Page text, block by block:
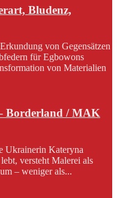
Bludenz,
von Gegensätzen
für Egbowons
von Materialien
Borderland / MAK
Ukrainerin Kateryna
versteht Malerei als
– weniger als...